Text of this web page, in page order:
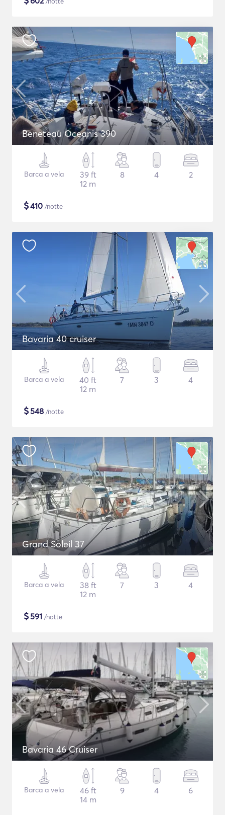
Beneteau Oceanis 390
Barca a vela
39 ft
12 m
8 4 2
$410 /notte
Bavaria 40 cruiser
Barca a vela
40 ft
12 m
7 3 4
$548 /notte
Grand Soleil 37
Barca a vela
38 ft
12 m
7 3 4
$591 /notte
Bavaria 46 Cruiser
Barca a vela
46 ft
14 m
9 4 6